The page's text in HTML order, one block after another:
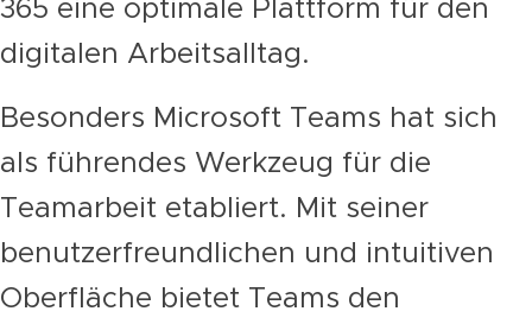
365 eine optimale Plattform für den
digitalen Arbeitsalltag.
Besonders Microsoft Teams hat sich
als führendes Werkzeug für die
Teamarbeit etabliert. Mit seiner
benutzerfreundlichen und intuitiven
Oberfläche bietet Teams den